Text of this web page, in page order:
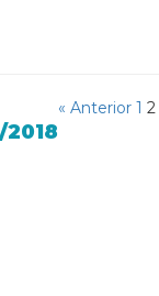
2018
« Anterior 1 2